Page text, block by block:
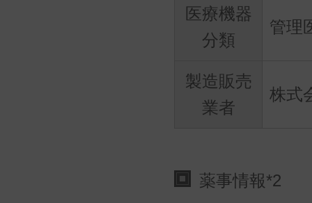
医療機器
分類
管理
製造販売
業者
株式
薬事情報*2